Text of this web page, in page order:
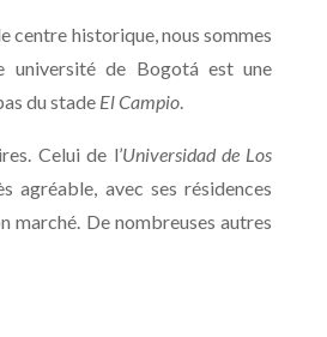
centre historique, nous sommes
université de Bogotá est une
du stade El Campio.
Celui de l’Universidad de Los
agréable, avec ses résidences
marché. De nombreuses autres